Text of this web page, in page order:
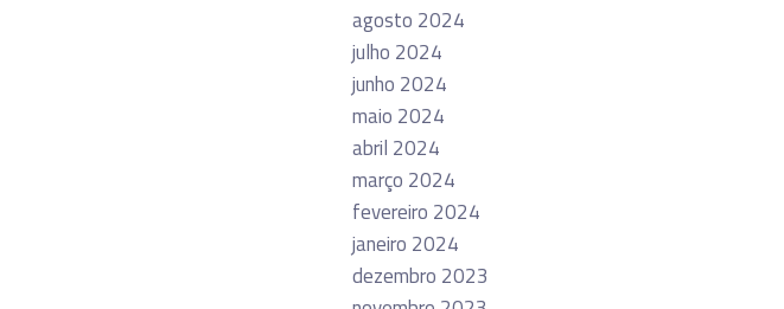
agosto 2024
julho 2024
junho 2024
maio 2024
abril 2024
março 2024
fevereiro 2024
janeiro 2024
dezembro 2023